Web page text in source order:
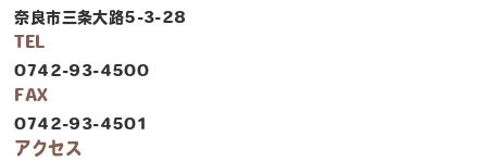
奈良市三条大路5-3-28
TEL
0742-93-4500
FAX
0742-93-4501
アクセス